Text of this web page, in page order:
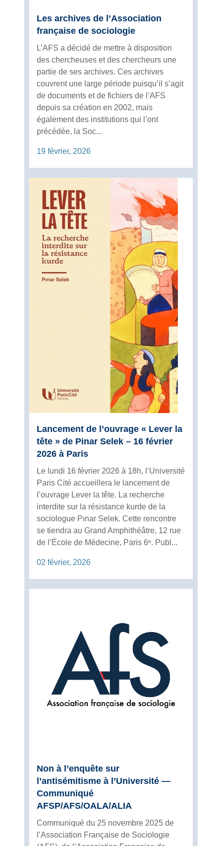
Les archives de l’Association
française de sociologie
L’AFS a décidé de mettre à disposition
des chercheuses et des chercheurs une
partie de ses archives. Ces archives
couvrent une large période puisqu’il s’agit
de documents et de fichiers de l’AFS
depuis sa création en 2002, mais
également des institutions qui l’ont
précédée, la Soc...
19 février, 2026
Lancement de l’ouvrage « Lever la
tête » de Pinar Selek – 16 février
2026 à Paris
Le lundi 16 février 2026 à 18h, l’Université
Paris Cité accueillera le lancement de
l’ouvrage Lever la tête. La recherche
interdite sur la résistance kurde de la
sociologue Pınar Selek. Cette rencontre
se tiendra au Grand Amphithéâtre, 12 rue
de l’École de Médecine, Paris 6ᵉ. Publ...
02 février, 2026
Non à l’enquête sur
l’antisémitisme à l’Université —
Communiqué
AFSP/AFS/OALA/ALIA
Communiqué du 25 novembre 2025 de
l’Association Française de Sociologie